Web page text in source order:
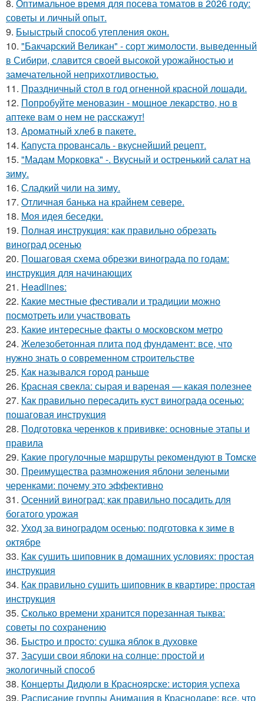
8. Оптимальное время для посева томатов в 2026 году:
советы и личный опыт.
9. Быыстрый способ утепления окон.
10. "Бакчарский Великан" - сорт жимолости, выведенный
в Сибири, славится своей высокой урожайностью и
замечательной неприхотливостью.
11. Праздничный стол в год огненной красной лошади.
12. Попробуйте меновазин - мощное лекарство, но в
аптеке вам о нем не расскажут!
13. Ароматный хлеб в пакете.
14. Капуста провансаль - вкуснейший рецепт.
15. "Мадам Морковка" -. Вкусный и остренький салат на
зиму.
16. Сладкий чили на зиму.
17. Отличная банька на крайнем севере.
18. Моя идея беседки.
19. Полная инструкция: как правильно обрезать
виноград осенью
20. Пошаговая схема обрезки винограда по годам:
инструкция для начинающих
21. Headlines:
22. Какие местные фестивали и традиции можно
посмотреть или участвовать
23. Какие интересные факты о московском метро
24. Железобетонная плита под фундамент: все, что
нужно знать о современном строительстве
25. Как назывался город раньше
26. Красная свекла: сырая и вареная — какая полезнее
27. Как правильно пересадить куст винограда осенью:
пошаговая инструкция
28. Подготовка черенков к прививке: основные этапы и
правила
29. Какие прогулочные маршруты рекомендуют в Томске
30. Преимущества размножения яблони зелеными
черенками: почему это эффективно
31. Осенний виноград: как правильно посадить для
богатого урожая
32. Уход за виноградом осенью: подготовка к зиме в
октябре
33. Как сушить шиповник в домашних условиях: простая
инструкция
34. Как правильно сушить шиповник в квартире: простая
инструкция
35. Сколько времени хранится порезанная тыква:
советы по сохранению
36. Быстро и просто: сушка яблок в духовке
37. Засуши свои яблоки на солнце: простой и
экологичный способ
38. Концерты Дидюли в Красноярске: история успеха
39. Расписание группы Анимация в Краснодаре: все, что